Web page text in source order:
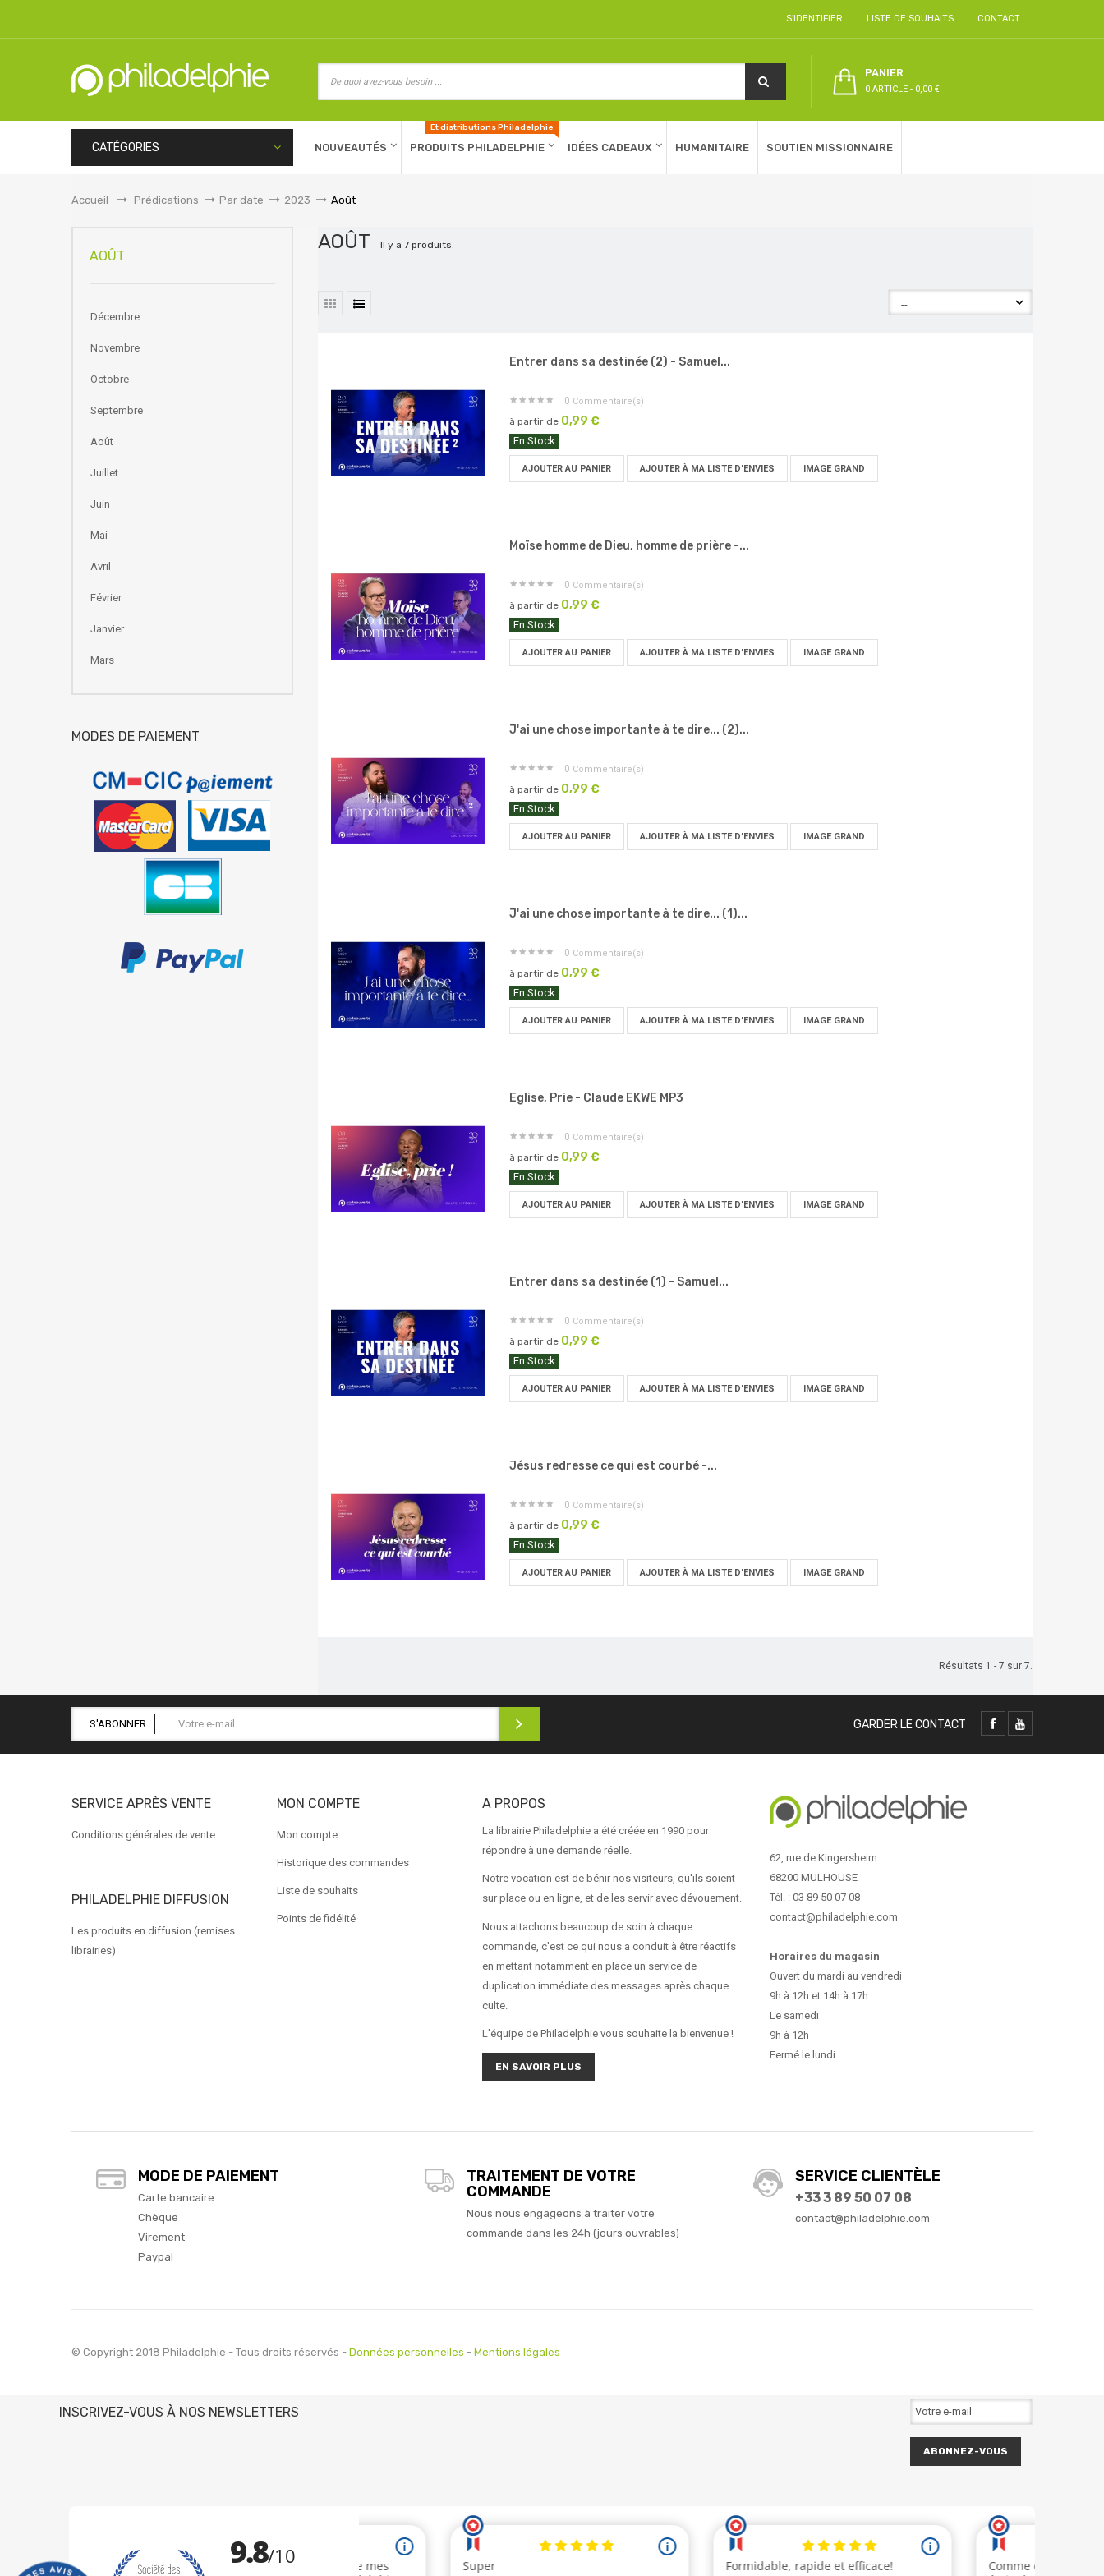
S'IDENTIFIER LISTE DE SOUHAITS CONTACT
PANIER
0 ARTICLE - 0,00 €
CATÉGORIES NOUVEAUTÉS PRODUITS PHILADELPHIE
Et distributions Philadelphie
IDÉES CADEAUX HUMANITAIRE SOUTIEN MISSIONNAIRE
Accueil &gt;Prédications > Par date > 2023 > Août
AOÛT
Décembre
Novembre
Octobre
Septembre
Août
Juillet
Juin
Mai
Avril
Février
Janvier
Mars
MODES DE PAIEMENT
AOÛT Il y a 7 produits.
Entrer dans sa destinée (2) - Samuel...
0 Commentaire(s)
à partir de 0,99 €
En Stock
AJOUTER AU PANIER AJOUTER À MA LISTE D'ENVIES IMAGE GRAND
Moïse homme de Dieu, homme de prière -...
0 Commentaire(s)
à partir de 0,99 €
En Stock
AJOUTER AU PANIER AJOUTER À MA LISTE D'ENVIES IMAGE GRAND
J'ai une chose importante à te dire... (2)...
0 Commentaire(s)
à partir de 0,99 €
En Stock
AJOUTER AU PANIER AJOUTER À MA LISTE D'ENVIES IMAGE GRAND
J'ai une chose importante à te dire... (1)...
0 Commentaire(s)
à partir de 0,99 €
En Stock
AJOUTER AU PANIER AJOUTER À MA LISTE D'ENVIES IMAGE GRAND
Eglise, Prie - Claude EKWE MP3
0 Commentaire(s)
à partir de 0,99 €
En Stock
AJOUTER AU PANIER AJOUTER À MA LISTE D'ENVIES IMAGE GRAND
Entrer dans sa destinée (1) - Samuel...
0 Commentaire(s)
à partir de 0,99 €
En Stock
AJOUTER AU PANIER AJOUTER À MA LISTE D'ENVIES IMAGE GRAND
Jésus redresse ce qui est courbé -...
0 Commentaire(s)
à partir de 0,99 €
En Stock
AJOUTER AU PANIER AJOUTER À MA LISTE D'ENVIES IMAGE GRAND
Résultats 1 - 7 sur 7.
S'ABONNER GARDER LE CONTACT
SERVICE APRÈS VENTE
Conditions générales de vente
PHILADELPHIE DIFFUSION
Les produits en diffusion (remises
librairies)
MON COMPTE
Mon compte
Historique des commandes
Liste de souhaits
Points de fidélité
A PROPOS
La librairie Philadelphie a été créée en 1990 pour
répondre à une demande réelle.
Notre vocation est de bénir nos visiteurs, qu'ils soient
sur place ou en ligne, et de les servir avec dévouement.
Nous attachons beaucoup de soin à chaque
commande, c'est ce qui nous a conduit à être réactifs
en mettant notamment en place un service de
duplication immédiate des messages après chaque
culte.
L'équipe de Philadelphie vous souhaite la bienvenue !
EN SAVOIR PLUS
62, rue de Kingersheim
68200 MULHOUSE
Tél. : 03 89 50 07 08
contact@philadelphie.com
Horaires du magasin
Ouvert du mardi au vendredi
9h à 12h et 14h à 17h
Le samedi
9h à 12h
Fermé le lundi
MODE DE PAIEMENT
Carte bancaire
Chèque
Virement
Paypal
TRAITEMENT DE VOTRE
COMMANDE
Nous nous engageons à traiter votre
commande dans les 24h (jours ouvrables)
SERVICE CLIENTÈLE
+33 3 89 50 07 08
contact@philadelphie.com
© Copyright 2018 Philadelphie - Tous droits réservés - Données personnelles - Mentions légales
INSCRIVEZ-VOUS À NOS NEWSLETTERS
ABONNEZ-VOUS